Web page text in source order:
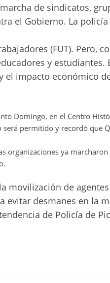
de sindicatos,
el Gobierno. La
(FUT). Pero,
y estudiantes.
el impacto económico
Domingo, en el Centro
permitido y recordó que
organizaciones ya
movilización de
evitar desmanes en la
de Policía de